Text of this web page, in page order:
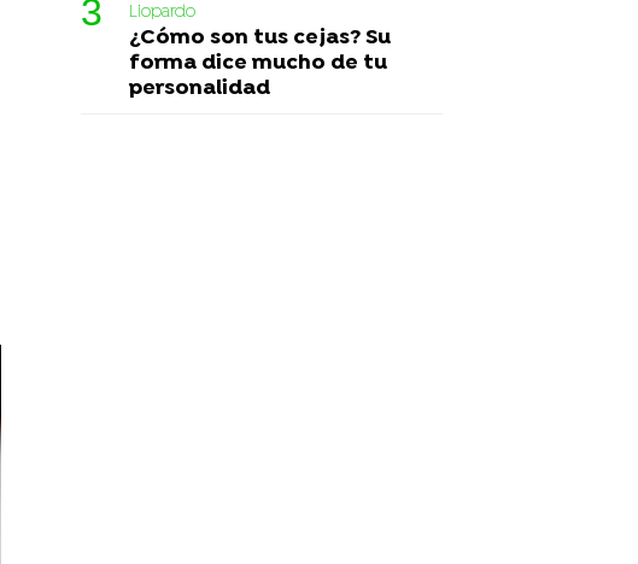
Liopardo
¿Cómo son tus cejas? Su
forma dice mucho de tu
personalidad